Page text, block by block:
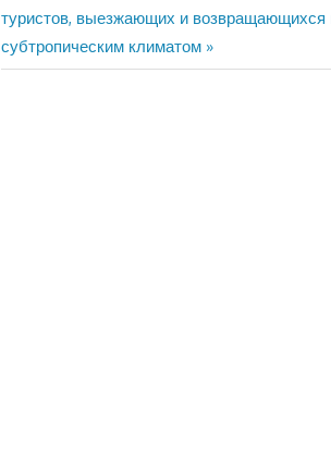
по
записям
запись:
туристов, выезжающих и возвращающихся
субтропическим климатом